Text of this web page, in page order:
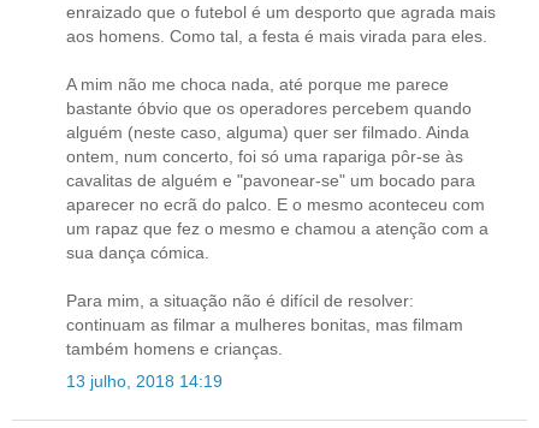
enraizado que o futebol é um desporto que agrada mais
aos homens. Como tal, a festa é mais virada para eles.
A mim não me choca nada, até porque me parece
bastante óbvio que os operadores percebem quando
alguém (neste caso, alguma) quer ser filmado. Ainda
ontem, num concerto, foi só uma rapariga pôr-se às
cavalitas de alguém e "pavonear-se" um bocado para
aparecer no ecrã do palco. E o mesmo aconteceu com
um rapaz que fez o mesmo e chamou a atenção com a
sua dança cómica.
Para mim, a situação não é difícil de resolver:
continuam as filmar a mulheres bonitas, mas filmam
também homens e crianças.
13 julho, 2018 14:19